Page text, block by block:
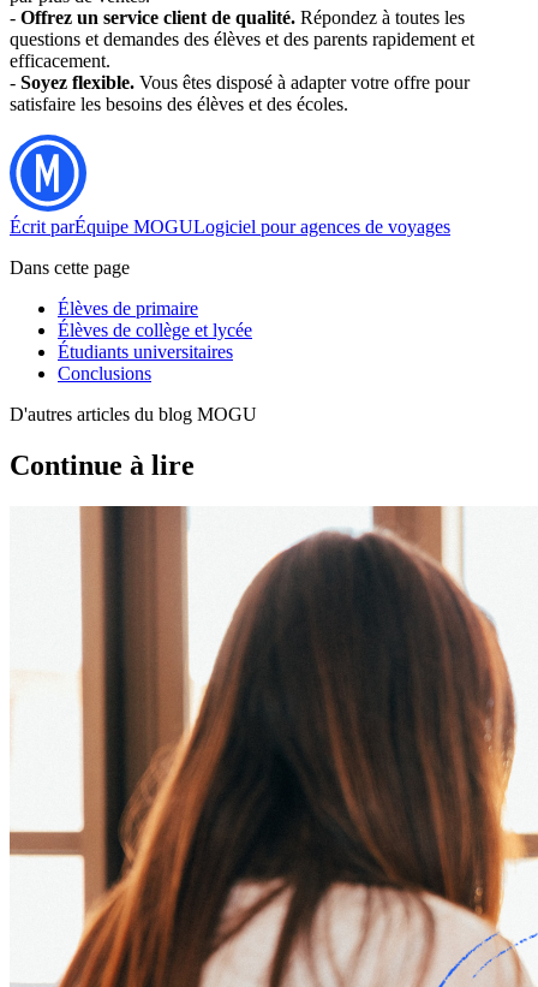
- Offrez un service client de qualité. Répondez à toutes les
questions et demandes des élèves et des parents rapidement et
efficacement.
- Soyez flexible. Vous êtes disposé à adapter votre offre pour
satisfaire les besoins des élèves et des écoles.
Écrit parÉquipe MOGULogiciel pour agences de voyages
Dans cette page
Élèves de primaire
Élèves de collège et lycée
Étudiants universitaires
Conclusions
D'autres articles du blog MOGU
Continue à lire